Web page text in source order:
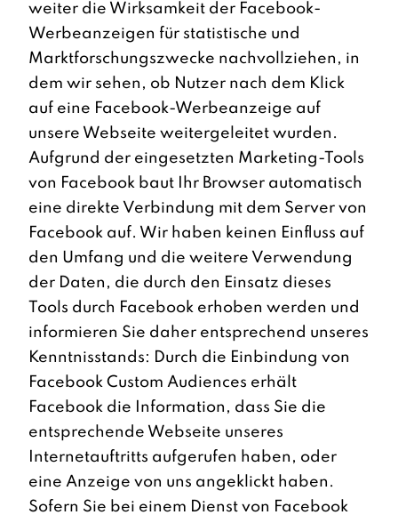
weiter die Wirksamkeit der Facebook-
Werbeanzeigen für statistische und
Marktforschungszwecke nachvollziehen, in
dem wir sehen, ob Nutzer nach dem Klick
auf eine Facebook-Werbeanzeige auf
unsere Webseite weitergeleitet wurden.
Aufgrund der eingesetzten Marketing-Tools
von Facebook baut Ihr Browser automatisch
eine direkte Verbindung mit dem Server von
Facebook auf. Wir haben keinen Einfluss auf
den Umfang und die weitere Verwendung
der Daten, die durch den Einsatz dieses
Tools durch Facebook erhoben werden und
informieren Sie daher entsprechend unseres
Kenntnisstands: Durch die Einbindung von
Facebook Custom Audiences erhält
Facebook die Information, dass Sie die
entsprechende Webseite unseres
Internetauftritts aufgerufen haben, oder
eine Anzeige von uns angeklickt haben.
Sofern Sie bei einem Dienst von Facebook